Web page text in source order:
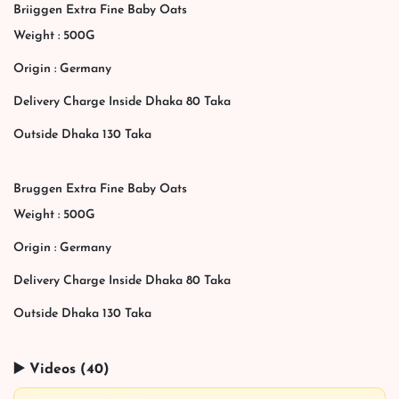
Briiggen Extra Fine Baby Oats
Weight : 500G
Origin : Germany
Delivery Charge Inside Dhaka 80 Taka
Outside Dhaka 130 Taka
Bruggen Extra Fine Baby Oats
Weight : 500G
Origin : Germany
Delivery Charge Inside Dhaka 80 Taka
Outside Dhaka 130 Taka
▶️ Videos (40)